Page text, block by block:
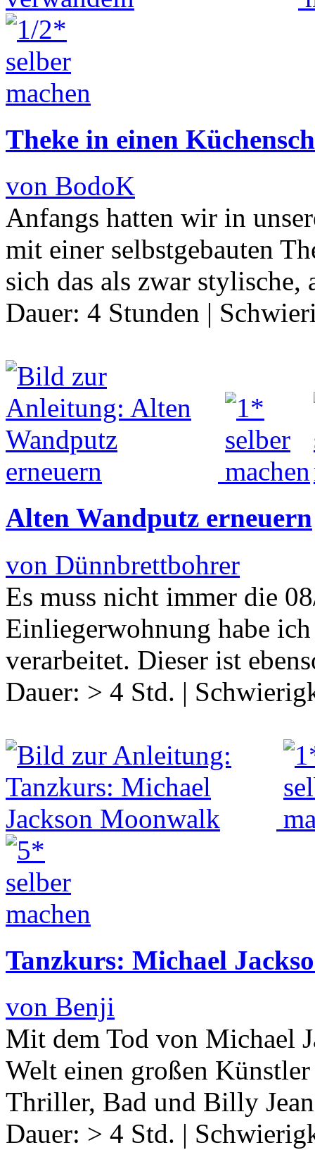
Theke in einen
von BodoK
Anfangs hatten wir in
mit einer selbstgebauten
sich das als zwar
Dauer: 4 Stunden |
Alten Wandputz erneuern
von Dünnbrettbohrer
Es muss nicht immer die
Einliegerwohnung habe
verarbeitet. Dieser ist
Dauer: > 4 Std. |
Tanzkurs: Michael
von Benji
Mit dem Tod von Michael
Welt einen großen
Thriller, Bad und Billy
Dauer: > 4 Std. |